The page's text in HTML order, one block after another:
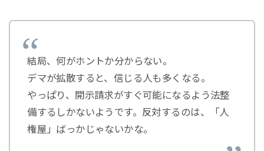
結局、何がホントか分からない。
デマが拡散すると、信じる人も多くなる。
やっぱり、開示請求がすぐ可能になるよう法整
備するしかないようです。反対するのは、「人
権屋」ばっかじゃないかな。